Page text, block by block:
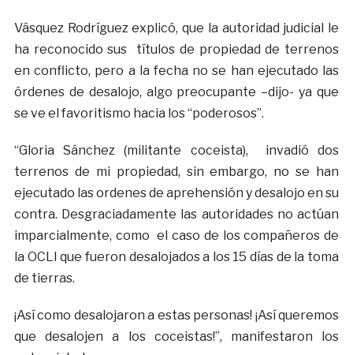
Vásquez Rodríguez explicó, que la autoridad judicial le
ha reconocido sus títulos de propiedad de terrenos
en conflicto, pero a la fecha no se han ejecutado las
órdenes de desalojo, algo preocupante –dijo- ya que
se ve el favoritismo hacia los “poderosos”.
“Gloria Sánchez (militante coceista), invadió dos
terrenos de mi propiedad, sin embargo, no se han
ejecutado las ordenes de aprehensión y desalojo en su
contra. Desgraciadamente las autoridades no actúan
imparcialmente, como el caso de los compañeros de
la OCLI que fueron desalojados a los 15 días de la toma
de tierras.
¡Así como desalojaron a estas personas! ¡Así queremos
que desalojen a los coceistas!”, manifestaron los